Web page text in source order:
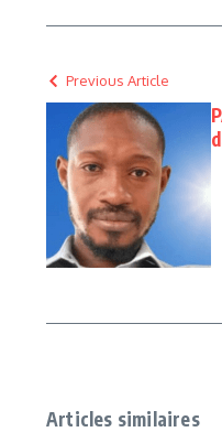
Previous Article
Articles similaires